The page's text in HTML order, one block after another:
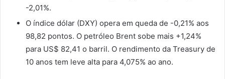
-2,01%.
O índice dólar (DXY) opera em queda de -0,21% aos
98,82 pontos. O petróleo Brent sobe mais +1,24%
para US$ 82,41 o barril. O rendimento da Treasury de
10 anos tem leve alta para 4,075% ao ano.